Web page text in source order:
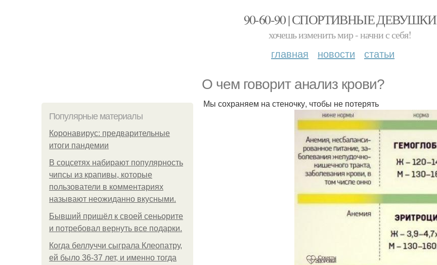
90-60-90 | СПОРТИВНЫЕ ДЕВУШКИ
хочешь изменить мир - начни с себя!
главная новости статьи
О чем говорит анализ крови?
Популярные материалы
Коронавирус: предварительные
итоги пандемии
В соцсетях набирают популярность
чипсы из крапивы, которые
пользователи в комментариях
называют неожиданно вкусными.
Бывший пришёл к своей сеньорите
и потребовал вернуть все подарки.
Когда беллуччи сыграла Клеопатру,
ей было 36-37 лет, и именно тогда
Мы сохраняем на стеночку, чтобы не потерять